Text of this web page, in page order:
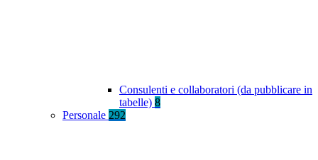
Consulenti e collaboratori (da pubblicare in
tabelle) 8
Personale 292